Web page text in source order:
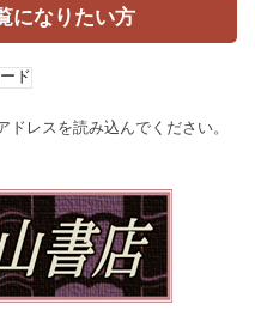
になりたい方
レスを読み込んでください。